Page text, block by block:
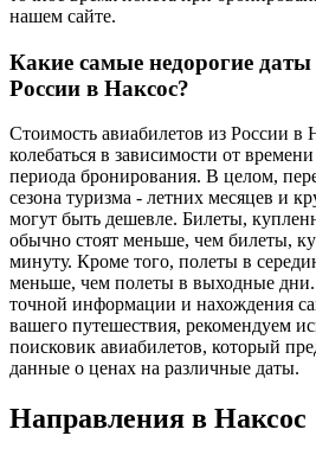
нашем сайте.
Какие самые недорогие даты
России в Наксос?
Стоимость авиабилетов из России в
колебаться в зависимости от
периода бронирования. В целом,
сезона туризма - летних месяцев и
могут быть дешевле. Билеты,
обычно стоят меньше, чем билеты,
минуту. Кроме того, полеты в
меньше, чем полеты в выходные
точной информации и нахождения
вашего путешествия, рекомендуем
поисковик авиабилетов, который
данные о ценах на различные даты.
Направления в Наксос